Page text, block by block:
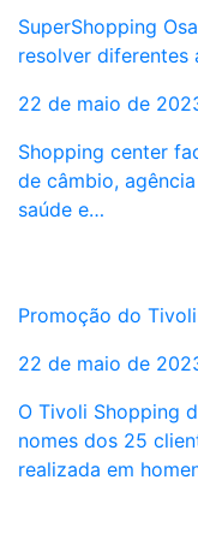
SuperShopping
resolver diferentes
22 de maio de
Shopping center
de câmbio,
saúde e…
Promoção do
22 de maio de
O Tivoli Shopping
nomes dos 25
realizada em